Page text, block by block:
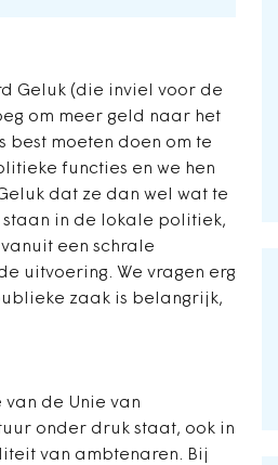
Geluk (die inviel voor de
om meer geld naar het
best moeten doen om te
functies en we hen
dat ze dan wel wat te
staan in de lokale politiek,
een schrale
uitvoering. We vragen erg
zaak is belangrijk,
de Unie van
onder druk staat, ook in
van ambtenaren. Bij